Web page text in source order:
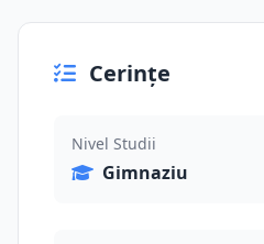
Cerințe
Nivel Studii
Gimnaziu